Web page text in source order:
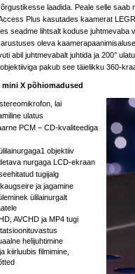
laadida. Peale selle saab
Plus kasutades kaamerat
seadme lihtsalt koduse juhtmevaba
oleva
abil juhtmevabalt juhtida ja 200°
pakub see täielikku 360-
mini X põhiomadused
lai
ulatus
PCM – CD-kvaliteediga
objektiiv
nurgaga LCD-ekraan
tugijalg
ja jagamine
ülilainurgalt
AVCHD ja MP4 tugi
helijuhtimine
kiirluubis filmimine,